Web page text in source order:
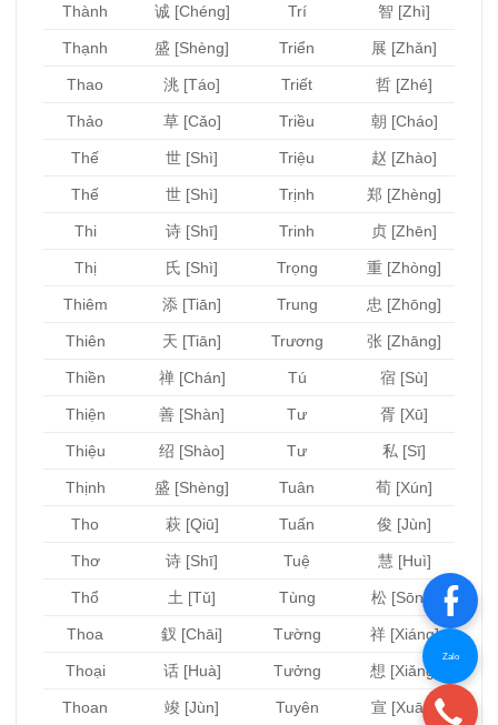
Thành 诚 [Chéng] Trí 智 [Zhì]
Thạnh 盛 [Shèng] Triển 展 [Zhǎn]
Thao 洮 [Táo] Triết 哲 [Zhé]
Thảo 草 [Cǎo] Triều 朝 [Cháo]
Thế 世 [Shì] Triệu 赵 [Zhào]
Thế 世 [Shì] Trịnh 郑 [Zhèng]
Thi 诗 [Shī] Trinh 贞 [Zhēn]
Thị 氏 [Shì] Trọng 重 [Zhòng]
Thiêm 添 [Tiān] Trung 忠 [Zhōng]
Thiên 天 [Tiān] Trương 张 [Zhāng]
Thiền 禅 [Chán] Tú 宿 [Sù]
Thiện 善 [Shàn] Tư 胥 [Xū]
Thiệu 绍 [Shào] Tư 私 [Sī]
Thịnh 盛 [Shèng] Tuân 荀 [Xún]
Tho 萩 [Qiū] Tuấn 俊 [Jùn]
Thơ 诗 [Shī] Tuệ 慧 [Huì]
Thổ 土 [Tǔ] Tùng 松 [Sōng]
Thoa 釵 [Chāi] Tường 祥 [Xiáng]
Thoại 话 [Huà] Tưởng 想 [Xiǎng]
Thoan 竣 [Jùn] Tuyên 宣 [Xuān]
Zalo